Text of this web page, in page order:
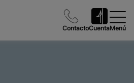
ContactoCuentaMenú